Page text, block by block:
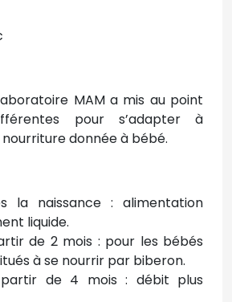
MAM a mis au point
pour s’adapter à
nourriture donnée à bébé.
la naissance : alimentation
liquide.
de 2 mois : pour les bébés
à se nourrir par biberon.
de 4 mois : débit plus